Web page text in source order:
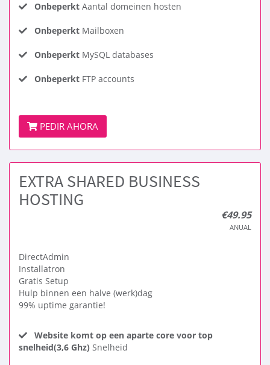
Onbeperkt Aantal domeinen hosten
Onbeperkt Mailboxen
Onbeperkt MySQL databases
Onbeperkt FTP accounts
PEDIR AHORA
EXTRA SHARED BUSINESS
HOSTING
€49.95
ANUAL
DirectAdmin
Installatron
Gratis Setup
Hulp binnen een halve (werk)dag
99% uptime garantie!
Website komt op een aparte core voor top
snelheid(3,6 Ghz) Snelheid